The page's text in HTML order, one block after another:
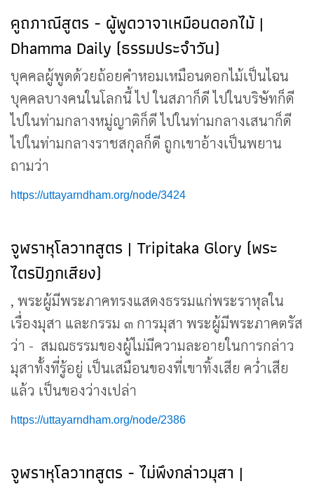
คูถภาณีสูตร - ผู้พูดวาจาเหมือนดอกไม้ |
Dhamma Daily (ธรรมประจำวัน)
บุคคลผู้พูดด้วยถ้อยคำหอมเหมือนดอกไม้เป็นไฉน
บุคคลบางคนในโลกนี้ ไป ในสภาก็ดี ไปในบริษัทก็ดี
ไปในท่ามกลางหมู่ญาติก็ดี ไปในท่ามกลางเสนาก็ดี
ไปในท่ามกลางราชสกุลก็ดี ถูกเขาอ้างเป็นพยาน
ถามว่า
https://uttayarndham.org/node/3424
จูฬราหุโลวาทสูตร | Tripitaka Glory (พระ
ไตรปิฎกเสียง)
, พระผู้มีพระภาคทรงแสดงธรรมแก่พระราหุลใน
เรื่องมุสา และกรรม ๓ การมุสา พระผู้มีพระภาคตรัส
ว่า - สมณธรรมของผู้ไม่มีความละอายในการกล่าว
มุสาทั้งที่รู้อยู่ เป็นเสมือนของที่เขาทิ้งเสีย คว่ำเสีย
แล้ว เป็นของว่างเปล่า
https://uttayarndham.org/node/2386
จูฬราหุโลวาทสูตร - ไม่พึงกล่าวมุสา |